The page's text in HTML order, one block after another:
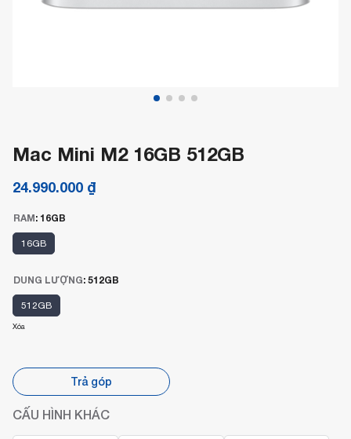
Mac Mini M2 16GB 512GB
24.990.000 ₫
RAM: 16GB
16GB
DUNG LƯỢNG: 512GB
512GB
Xóa
Trả góp
CẤU HÌNH KHÁC